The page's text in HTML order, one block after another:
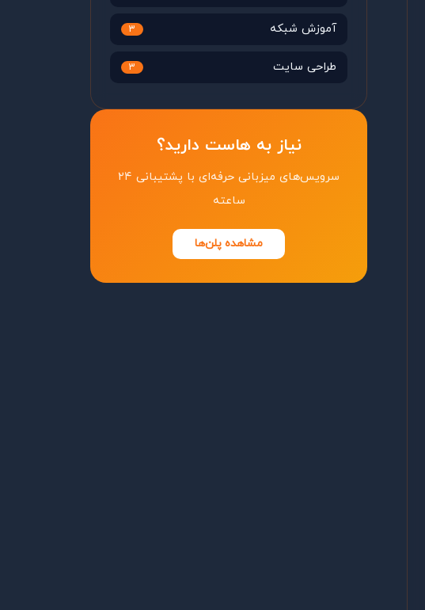
آموزش شبکه 3
طراحی سایت 3
نیاز به هاست دارید؟
سرویس‌های میزبانی حرفه‌ای با پشتیبانی ۲۴
ساعته
مشاهده پلن‌ها